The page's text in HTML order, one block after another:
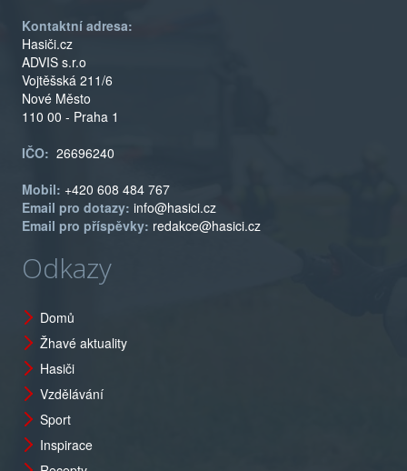
Kontaktní adresa:
Hasiči.cz
ADVIS s.r.o
Vojtěšská 211/6
Nové Město
110 00 - Praha 1
IČO: 26696240
Mobil: +420 608 484 767
Email pro dotazy: info@hasici.cz
Email pro příspěvky: redakce@hasici.cz
Odkazy
Domů
Žhavé aktuality
Hasiči
Vzdělávání
Sport
Inspirace